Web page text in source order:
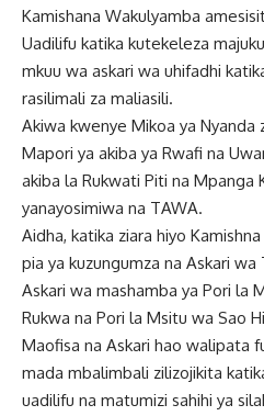
Kamishana Wakulyamba
Uadilifu katika kutekeleza
mkuu wa askari wa uhifadhi
rasilimali za maliasili.
Akiwa kwenye Mikoa ya Nyanda
Mapori ya akiba ya Rwafi na
akiba la Rukwati Piti na Mpanga
yanayosimiwa na TAWA.
Aidha, katika ziara hiyo
pia ya kuzungumza na Askari
Askari wa mashamba ya Pori la
Rukwa na Pori la Msitu wa Sao
Maofisa na Askari hao walipata
mada mbalimbali zilizojikita
uadilifu na matumizi sahihi ya